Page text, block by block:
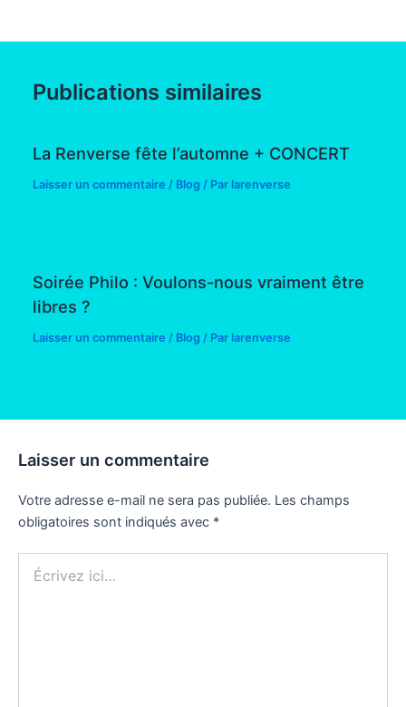
Publications similaires
La Renverse fête l’automne + CONCERT
Laisser un commentaire / Blog / Par larenverse
Soirée Philo : Voulons-nous vraiment être
libres ?
Laisser un commentaire / Blog / Par larenverse
Laisser un commentaire
Votre adresse e-mail ne sera pas publiée. Les champs
obligatoires sont indiqués avec *
ici…